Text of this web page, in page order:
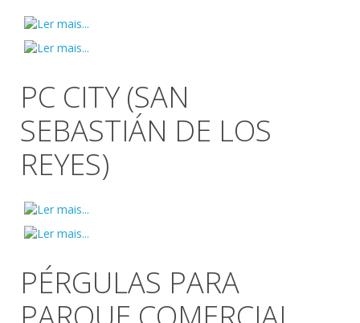
PC CITY (SAN
SEBASTIÁN DE LOS
REYES)
PÉRGULAS PARA